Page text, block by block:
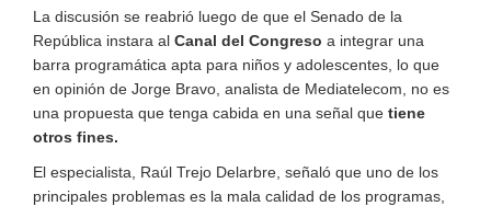
La discusión se reabrió luego de que el Senado de la
República instara al Canal del Congreso a integrar una
barra programática apta para niños y adolescentes, lo que
en opinión de Jorge Bravo, analista de Mediatelecom, no es
una propuesta que tenga cabida en una señal que tiene
otros fines.
El especialista, Raúl Trejo Delarbre, señaló que uno de los
principales problemas es la mala calidad de los programas,